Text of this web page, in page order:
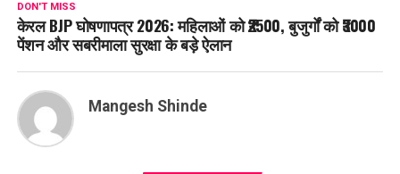
DON'T MISS
केरल BJP घोषणापत्र 2026: महिलाओं को ₹2500, बुजुर्गों को ₹3000
पेंशन और सबरीमाला सुरक्षा के बड़े ऐलान
Mangesh Shinde